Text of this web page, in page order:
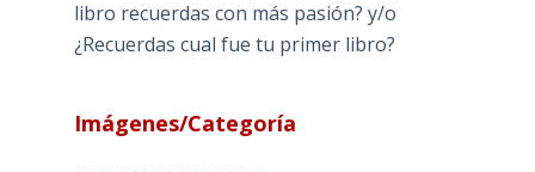
libro recuerdas con más pasión? y/o
¿Recuerdas cual fue tu primer libro?
Imágenes/Categoría